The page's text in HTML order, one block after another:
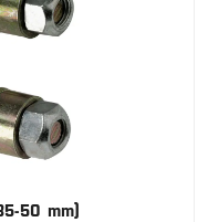
50 mm)